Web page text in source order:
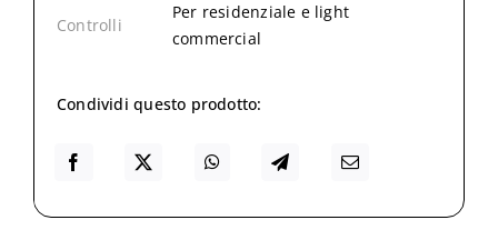
Controlli
Per residenziale e light
commercial
Condividi questo prodotto: